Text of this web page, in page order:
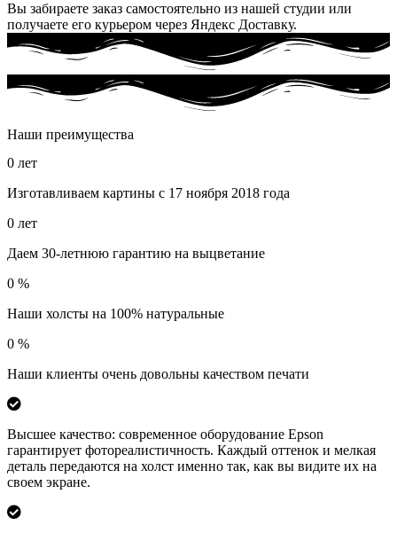
Вы забираете заказ самостоятельно из нашей студии или
получаете его курьером через Яндекс Доставку.
Наши преимущества
0 лет
Изготавливаем картины с 17 ноября 2018 года
0 лет
Даем 30-летнюю гарантию на выцветание
0 %
Наши холсты на 100% натуральные
0 %
Наши клиенты очень довольны качеством печати
Высшее качество: современное оборудование Epson
гарантирует фотореалистичность. Каждый оттенок и мелкая
деталь передаются на холст именно так, как вы видите их на
своем экране.